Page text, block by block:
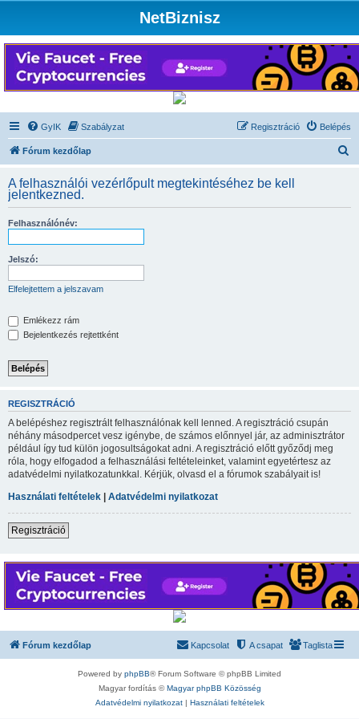
NetBiznisz
GyIK Szabályzat Belépés
Regisztráció
Fórum kezdőlap
e
A felhasználói vezérlőpult megtekintéséhez be kell
jelentkezned.
Felhasználónév:
Jelszó:
Elfelejtettem a jelszavam
Emlékezz rám
Bejelentkezés rejtettként
REGISZTRÁCIÓ
A belépéshez regisztrált felhasználónak kell lenned. A regisztráció csupán
néhány másodpercet vesz igénybe, de számos előnnyel jár, az adminisztrátor
például így tud külön jogosultságokat adni. A regisztráció előtt győződj meg
róla, hogy elfogadod a felhasználási feltételeinket, valamint egyetértesz az
adatvédelmi nyilatkozatunkkal. Kérjük, olvasd el a fórumok szabályait is!
Használati feltételek | Adatvédelmi nyilatkozat
Regisztráció
Fórum kezdőlap Taglista
A csapat
Kapcsolat
Powered by phpBB® Forum Software © phpBB Limited
Magyar fordítás ©Magyar phpBB Közösség
Adatvédelmi nyilatkozat| Használati feltételek